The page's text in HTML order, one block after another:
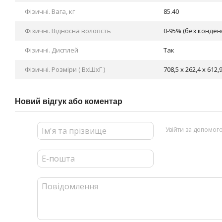
Фізичні. Вага, кг 85.40
Фізичні. Відносна вологість 0-95% (без
Фізичні. Дисплей Так
Фізичні. Розміри ( ВхШхГ ) 708,5 x 262,4 x 612,9
Новий відгук або коментар
Увійти за